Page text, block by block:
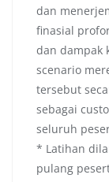
dan
finasial
dan dampak
scenario
tersebut
sebagai
seluruh
* Latihan
pulang